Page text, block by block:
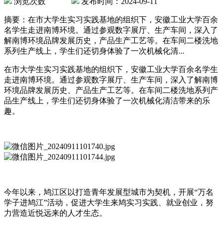
摘要：在市大学生实习实践基地的组织下，安徽工业大学百余
名学生走进南博环境。通过参观数字展厅、生产车间，深入了
解南博环境品牌发展历史，产品生产工艺等。在车间二楼洗地
系列生产线上，学生们还切身体验了一次机械化清...
在市大学生实习实践基地的组织下，安徽工业大学百余名学生
走进南博环境。通过参观数字展厅、生产车间，深入了解南博
环境品牌发展历史、产品生产工艺等。在车间二楼洗地系列产
品生产线上，学生们还切身体验了一次机械化清洁带来的乐
趣。
今年以来，鸠江区以打造青年发展型城市为契机，开展“万名
学子进鸠江”活动，促进大学生来鸠实习实践、就业创业，努
力营造近悦远来的人才生态。